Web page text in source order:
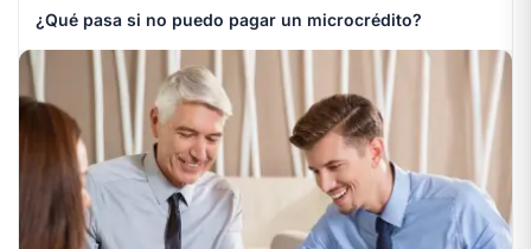
¿Qué pasa si no puedo pagar un microcrédito?